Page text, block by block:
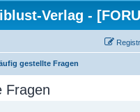
Verlag -
gestellte Fragen
Fragen